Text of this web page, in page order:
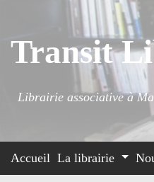
Transit
Librairie associative à
Accueil La librairie